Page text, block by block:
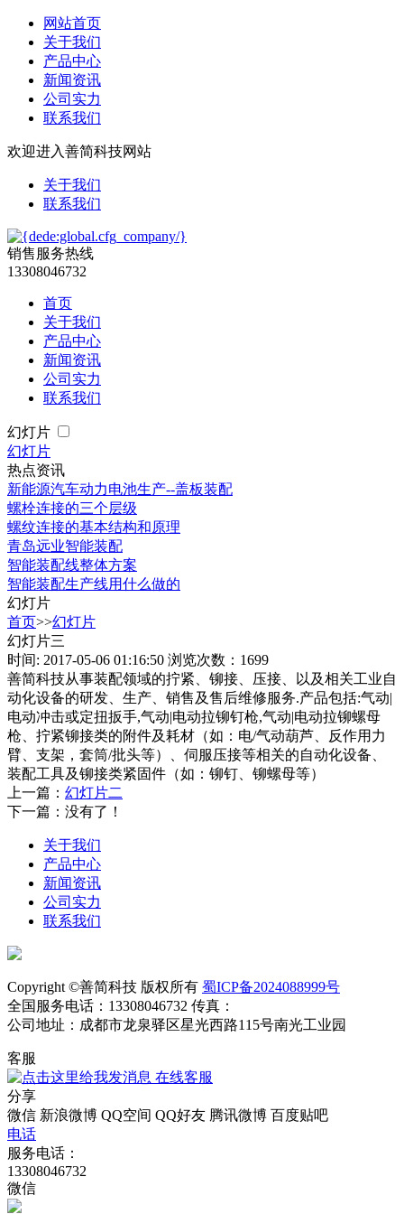
网站首页
关于我们
产品中心
新闻资讯
公司实力
联系我们
欢迎进入善简科技网站
关于我们
联系我们
销售服务热线
13308046732
首页
关于我们
产品中心
新闻资讯
公司实力
联系我们
幻灯片
幻灯片
热点资讯
新能源汽车动力电池生产--盖板装配
螺栓连接的三个层级
螺纹连接的基本结构和原理
青岛远业智能装配
智能装配线整体方案
智能装配生产线用什么做的
幻灯片
首页>>幻灯片
幻灯片三
时间: 2017-05-06 01:16:50 浏览次数：1699
善简科技从事装配领域的拧紧、铆接、压接、以及相关工业自
动化设备的研发、生产、销售及售后维修服务.产品包括:气动|
电动冲击或定扭扳手,气动|电动拉铆钉枪,气动|电动拉铆螺母
枪、拧紧铆接类的附件及耗材（如：电/气动葫芦、反作用力
臂、支架，套筒/批头等）、伺服压接等相关的自动化设备、
装配工具及铆接类紧固件（如：铆钉、铆螺母等）
上一篇： 幻灯片二
下一篇：没有了！
关于我们
产品中心
新闻资讯
公司实力
联系我们
Copyright ©善简科技 版权所有 蜀ICP备2024088999号
全国服务电话：13308046732 传真：
公司地址：成都市龙泉驿区星光西路115号南光工业园
客服
在线客服
分享
微信 新浪微博 QQ空间 QQ好友 腾讯微博 百度贴吧
电话
服务电话：
13308046732
微信